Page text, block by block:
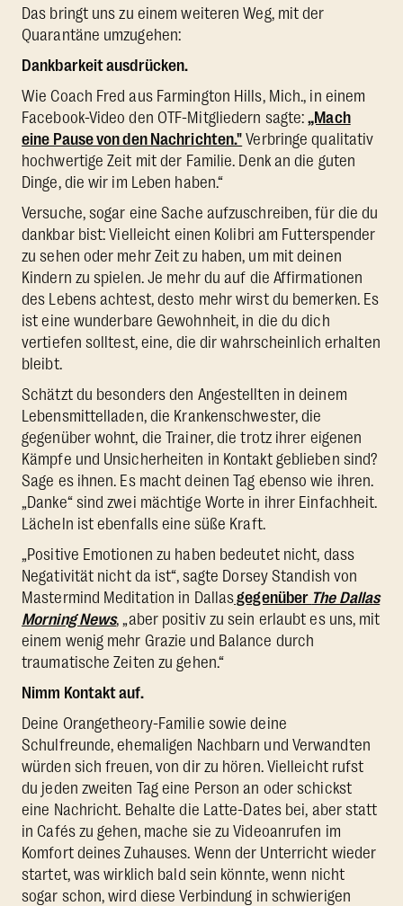
Das bringt uns zu einem weiteren Weg, mit der
Quarantäne umzugehen:
Dankbarkeit ausdrücken.
Wie Coach Fred aus Farmington Hills, Mich., in einem
Facebook-Video den OTF-Mitgliedern sagte:„Mach
eine Pause von den Nachrichten." Verbringe qualitativ
hochwertige Zeit mit der Familie. Denk an die guten
Dinge, die wir im Leben haben.“
Versuche, sogar eine Sache aufzuschreiben, für die du
dankbar bist: Vielleicht einen Kolibri am Futterspender
zu sehen oder mehr Zeit zu haben, um mit deinen
Kindern zu spielen. Je mehr du auf die Affirmationen
des Lebens achtest, desto mehr wirst du bemerken. Es
ist eine wunderbare Gewohnheit, in die du dich
vertiefen solltest, eine, die dir wahrscheinlich erhalten
bleibt.
Schätzt du besonders den Angestellten in deinem
Lebensmittelladen, die Krankenschwester, die
gegenüber wohnt, die Trainer, die trotz ihrer eigenen
Kämpfe und Unsicherheiten in Kontakt geblieben sind?
Sage es ihnen. Es macht deinen Tag ebenso wie ihren.
„Danke“ sind zwei mächtige Worte in ihrer Einfachheit.
Lächeln ist ebenfalls eine süße Kraft.
„Positive Emotionen zu haben bedeutet nicht, dass
Negativität nicht da ist“, sagte Dorsey Standish von
Mastermind Meditation in Dallasgegenüber The Dallas
Morning News, „aber positiv zu sein erlaubt es uns, mit
einem wenig mehr Grazie und Balance durch
traumatische Zeiten zu gehen.“
Nimm Kontakt auf.
Deine Orangetheory-Familie sowie deine
Schulfreunde, ehemaligen Nachbarn und Verwandten
würden sich freuen, von dir zu hören. Vielleicht rufst
du jeden zweiten Tag eine Person an oder schickst
eine Nachricht. Behalte die Latte-Dates bei, aber statt
in Cafés zu gehen, mache sie zu Videoanrufen im
Komfort deines Zuhauses. Wenn der Unterricht wieder
startet, was wirklich bald sein könnte, wenn nicht
sogar schon, wird diese Verbindung in schwierigen